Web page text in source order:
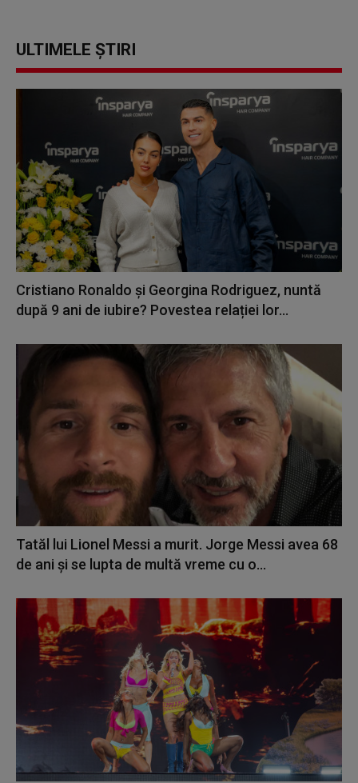
ULTIMELE ȘTIRI
Cristiano Ronaldo și Georgina Rodriguez, nuntă
după 9 ani de iubire? Povestea relației lor...
Tatăl lui Lionel Messi a murit. Jorge Messi avea 68
de ani și se lupta de multă vreme cu o...